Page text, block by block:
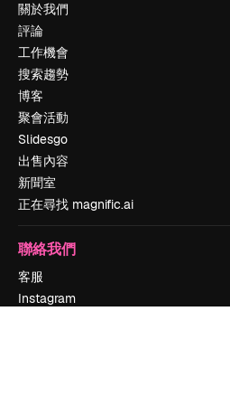
關於我們
評論
工作機會
搜索趨勢
博客
聚會活動
Slidesgo
出售內容
新聞室
正在尋找 magnific.ai
聯絡我們
客服
Instagram